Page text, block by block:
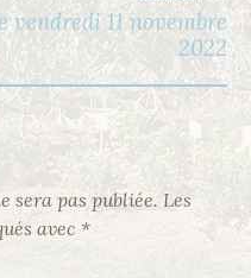
11 novembre
2022
sera pas publiée. Les
avec *